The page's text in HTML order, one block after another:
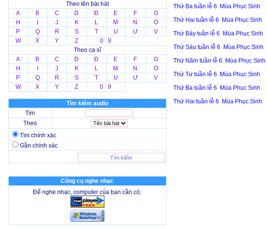
Theo tên bài hát
A
B C D Đ E F
G
H
J K L M N
O
P
Q R S T U Ư
V
W
X Y Z
0 9
Theo ca sĩ
A
B C D Đ E F
G
H
J K L M N
O
P
Q R S T U Ư
V
W
X Y Z 0 9
Tìm kiếm audio
Tìm
Theo
Tìm chính xác
Gần chính xác
Công cụ nghe nhạc
Để nghe nhạc, computer của bạn cần có:
Thứ Ba tuần lễ 6 Mùa Phục Sinh
Thứ Hai tuần lễ 6 Mùa Phục Sinh
Thứ Bảy tuần lễ 6 Mùa Phục Sinh
Thứ Sáu tuần lễ 6 Mùa Phục Sinh
Thứ Năm tuần lễ 6 Mùa Phục Sinh
Thứ Tư tuần lễ 6 Mùa Phục Sinh
Thứ Ba tuần lễ 6 Mùa Phục Sinh
Thứ Hai tuần lễ 6 Mùa Phục Sinh